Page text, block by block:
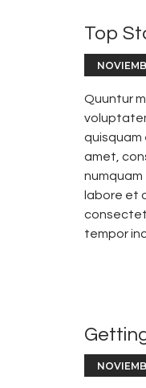
Top
Quuntur
quisquam
amet,
labore et
tempor